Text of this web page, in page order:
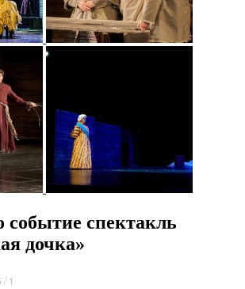
спектакль
дочка»
/ 1